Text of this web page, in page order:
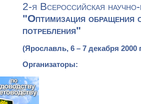
2-я Всероссийская научно-
"Оптимизация обращения
потребления"
(Ярославль, 6 – 7 декабря 2000
Организаторы: